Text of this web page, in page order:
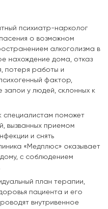
психиатр-нарколог
о возможном
алкоголизма в
нахождение дома, отказ
потеря работы и
фактор,
запои у людей, склонных к
поможет
вызванных приемом
и снять
«Медплюс» оказывает
с соблюдением
план терапии,
пациента и его
внутривенное